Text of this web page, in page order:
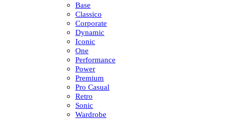
Base
Classico
Corporate
Dynamic
Iconic
One
Performance
Power
Premium
Pro Casual
Retro
Sonic
Wardrobe